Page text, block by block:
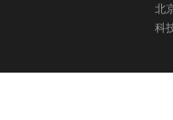
北
科